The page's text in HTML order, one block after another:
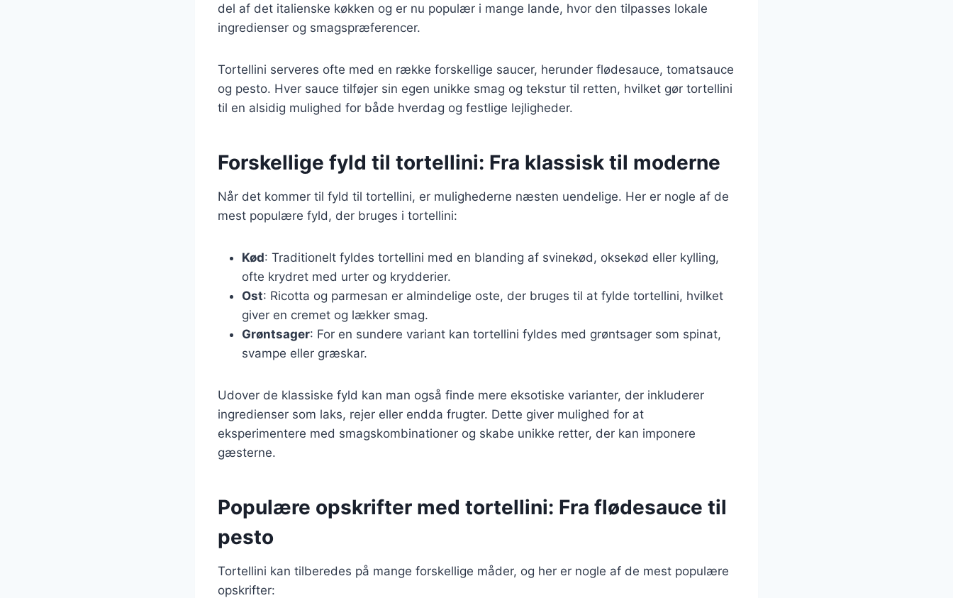
del af det italienske køkken og er nu populær i mange lande, hvor den tilpasses lokale
ingredienser og smagspræferencer.
Tortellini serveres ofte med en række forskellige saucer, herunder flødesauce, tomatsauce
og pesto. Hver sauce tilføjer sin egen unikke smag og tekstur til retten, hvilket gør tortellini
til en alsidig mulighed for både hverdag og festlige lejligheder.
Forskellige fyld til tortellini: Fra klassisk til moderne
Når det kommer til fyld til tortellini, er mulighederne næsten uendelige. Her er nogle af de
mest populære fyld, der bruges i tortellini:
Kød: Traditionelt fyldes tortellini med en blanding af svinekød, oksekød eller kylling,
ofte krydret med urter og krydderier.
Ost: Ricotta og parmesan er almindelige oste, der bruges til at fylde tortellini, hvilket
giver en cremet og lækker smag.
Grøntsager: For en sundere variant kan tortellini fyldes med grøntsager som spinat,
svampe eller græskar.
Udover de klassiske fyld kan man også finde mere eksotiske varianter, der inkluderer
ingredienser som laks, rejer eller endda frugter. Dette giver mulighed for at
eksperimentere med smagskombinationer og skabe unikke retter, der kan imponere
gæsterne.
Populære opskrifter med tortellini: Fra flødesauce til
pesto
Tortellini kan tilberedes på mange forskellige måder, og her er nogle af de mest populære
opskrifter: